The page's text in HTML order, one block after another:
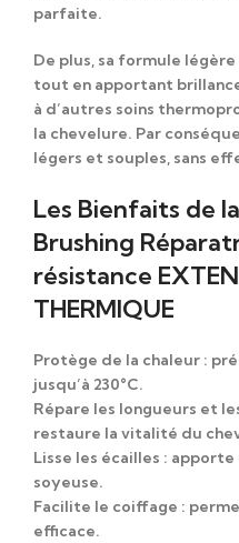
parfaite.
De plus, sa formule légère
tout en apportant
à d’autres soins
la chevelure. Par
légers et souples, sans
Les Bienfaits de
Brushing
résistance
THERMIQUE
Protège de la chaleur :
jusqu’à 230°C.
Répare les longueurs et
restaure la vitalité du
Lisse les écailles :
soyeuse.
Facilite le coiffage :
efficace.